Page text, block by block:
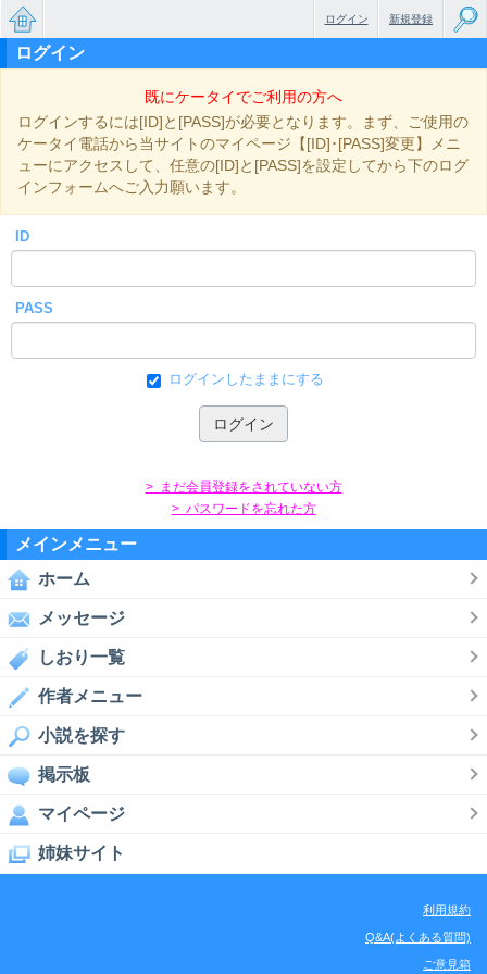
無料で
っと大
小説
新規登録
ログイン
ログイン
既にケータイでご利用の方へ
ログインするには[ID]と[PASS]が必要となります。まず、ご使用の
ケータイ電話から当サイトのマイページ【[ID]･[PASS]変更】メニ
ューにアクセスして、任意の[ID]と[PASS]を設定してから下のログ
インフォームへご入力願います。
ID
PASS
ログインしたままにする
> まだ会員登録をされていない方
> パスワードを忘れた方
メインメニュー
ホーム
メッセージ
しおり一覧
作者メニュー
小説を探す
掲示板
マイページ
姉妹サイト
利用規約
Q&A(よくある質問)
ご意見箱